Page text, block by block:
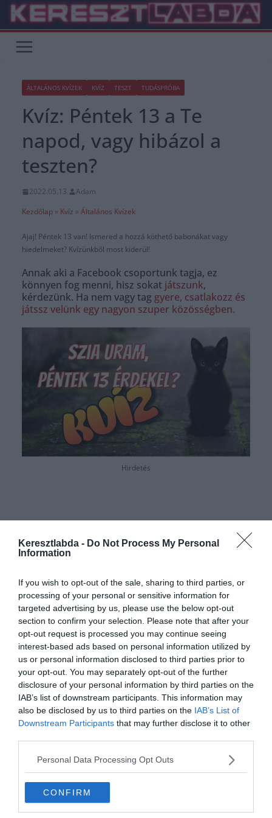
Keresztlabda - Do Not Process My Personal
Information
If you wish to opt-out of the sale, sharing to third parties, or
processing of your personal or sensitive information for
targeted advertising by us, please use the below opt-out
section to confirm your selection. Please note that after your
opt-out request is processed you may continue seeing
interest-based ads based on personal information utilized by
us or personal information disclosed to third parties prior to
your opt-out. You may separately opt-out of the further
disclosure of your personal information by third parties on the
IAB’s list of downstream participants. This information may
also be disclosed by us to third parties on the IAB’s List of
Downstream Participants that may further disclose it to other
Personal Data Processing Opt Outs
CONFIRM
Skip
content
ÁLTALÁNOS KVÍZEK KVÍZ TESZT TUDÁSPRÓBA
Kvíz: Péntek 13 a Te
napod, vagy hibázol a
teszten?
2022.05.13.
Adam
Kezdőlap » Kvíz » Általános Kvízek
Ajaj! Péntek 13 van! Ismered a hozzá köthető babonákat vagy
hiedelmeket? Kvízünkből most kiderül!
Annak aki a Facebook csoportunk tagja, ez
könnyen fog menni, hisz sokat játszunk,
kérdezünk. Ha nem vagy tag gyere, csatlakozz és
játssz velünk egy nagyon szuper közösségben.
Hirdetés
Készen állsz?
0%
Az almához köthető talán
a legtöbb népi hiedelem.
Mi történik, ha egy leány
a válla fölött hátraveti az
almahéjat?
A földön landoló héj leesve egy